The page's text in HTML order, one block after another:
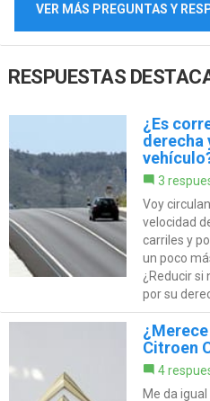
VER MÁS PREGUNTAS Y
RESPUESTAS
¿Es
derecha
3
Voy
velocidad
carriles y
un poco
¿Reducir si
por su
Citroen
4
Me da